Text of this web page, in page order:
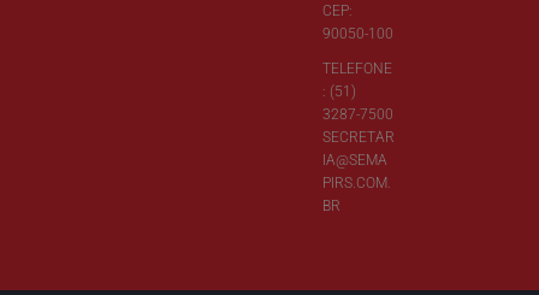
CEP:
90050-100
TELEFONE
: (51)
3287-7500
SECRETAR
IA@SEMA
PIRS.COM.
BR